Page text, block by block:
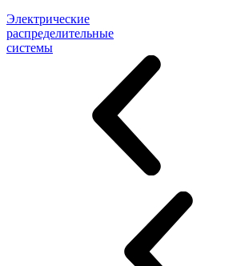
Электрические
распределительные
системы